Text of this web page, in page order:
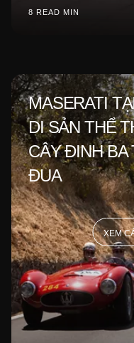
8 READ MIN
MASERATI
DI SẢN THỂ
CÂY ĐINH
ĐUA
XEM